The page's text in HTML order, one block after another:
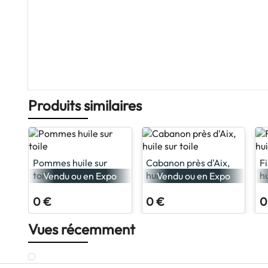
Produits similaires
Vendu ou en Expo
Pommes huile sur
toile
0 €
Vendu ou en Expo
Cabanon près d'Aix,
huile sur toile
0 €
Vues récemment